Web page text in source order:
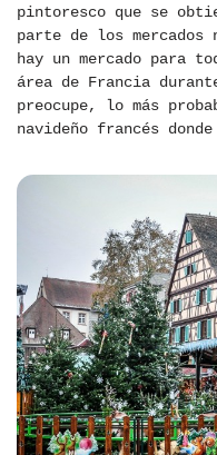
pintoresco que se
parte de los mercados
hay un mercado para
área de Francia
preocupe, lo más
navideño francés